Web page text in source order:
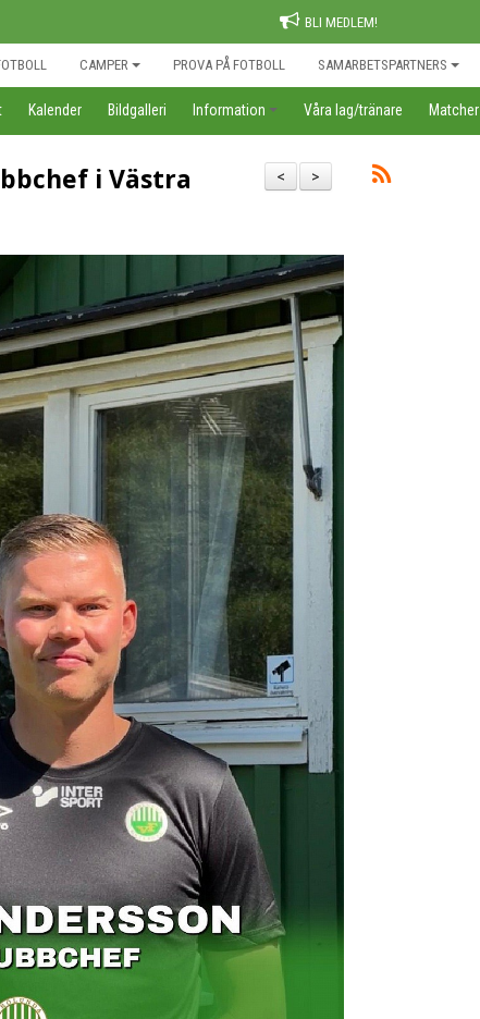
BLI MEDLEM!
CAMPER PROVA PÅ FOTBOLL SAMARBETSPARTNERS
Kalender Bildgalleri Information Våra lag/tränare Matcher
>
<
i Västra